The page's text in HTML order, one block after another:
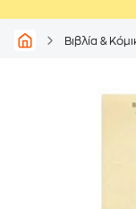
Βιβλία &